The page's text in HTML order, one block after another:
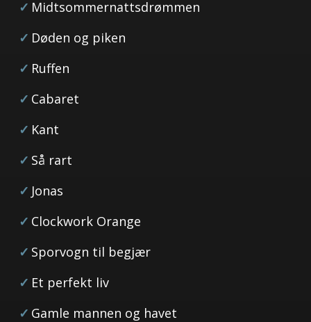
Midtsommernattsdrømmen
Døden og piken
Ruffen
Cabaret
Kant
Så rart
Jonas
Clockwork Orange
Sporvogn til begjær
Et perfekt liv
Gamle mannen og havet